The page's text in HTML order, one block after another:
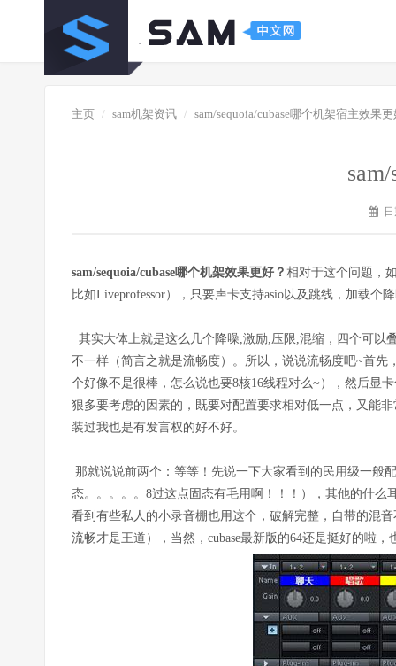
主页 sam机架资讯 sam/sequoia/cubase哪个机架宿主效果
sam/sequoia/cubase哪个机架效果更好？ 相对于这个问题，
比如Liveprofessor），只要声卡支持asio以及跳线，加载
其实大体上就是这么几个降噪,激励,压限,混缩，四个可
不一样（简言之就是流畅度）。所以，说说流畅度吧~首
个好像不是很棒，怎么说也要8核16线程对么~），然后显
狠多要考虑的因素的，既要对配置要求相对低一点，又能
装过我也是有发言权的好不好。
那就说说前两个：等等！先说一下大家看到的民用级一般
态。。。。。8过这点固态有毛用啊！！！），其他的什
看到有些私人的小录音棚也用这个，破解完整，自带的混
流畅才是王道），当然，cubase最新版的64还是挺好的啦